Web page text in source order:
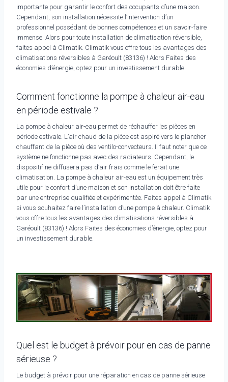
importante pour garantir le confort des occupants d’une maison.
Cependant, son installation nécessite l’intervention d’un
professionnel possédant de bonnes compétences et un savoir-faire
immense. Alors pour toute installation de climatisation réversible,
faites appel à Climatik. Climatik vous offre tous les avantages des
climatisations réversibles à Garéoult (83136) ! Alors Faites des
économies d’énergie, optez pour un investissement durable.
Comment fonctionne la pompe à chaleur air-eau
en période estivale ?
La pompe à chaleur air-eau permet de réchauffer les pièces en
période estivale. L’air chaud de la pièce est aspiré vers le plancher
chauffant de la pièce où des ventilo-convecteurs. Il faut noter que ce
système ne fonctionne pas avec des radiateurs. Cependant, le
dispositif ne diffusera pas d’air frais comme le ferait une
climatisation. La pompe à chaleur air-eau est un équipement très
utile pour le confort d’une maison et son installation doit être faite
par une entreprise qualifiée et expérimentée. Faites appel à Climatik
si vous souhaitez faire l’installation d’une pompe à chaleur. Climatik
vous offre tous les avantages des climatisations réversibles à
Garéoult (83136) ! Alors Faites des économies d’énergie, optez pour
un investissement durable.
Quel est le budget à prévoir pour en cas de panne
sérieuse ?
Le budget à prévoir pour une réparation en cas de panne sérieuse